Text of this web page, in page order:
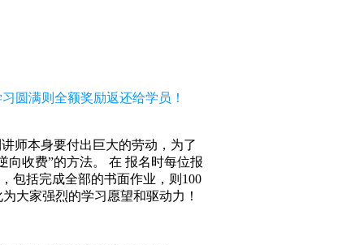
圆满则全额奖励返还给学员！
师本身要付出巨大的劳动，为了
向收费”的方法。 在 报名时每位报
包括完成全部的书面作业，则100
大家强烈的学习愿望和驱动力！